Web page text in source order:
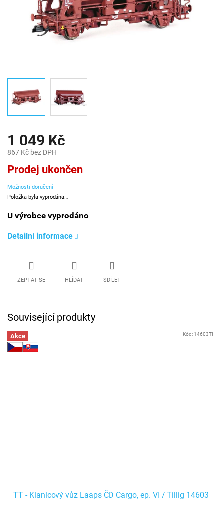
1 049 Kč
867 Kč bez DPH
Měrná
cena:
Prodej ukončen
Možnosti doručení
Položka byla vyprodána…
U výrobce vyprodáno
Detailní informace
ZEPTAT SE HLÍDAT SDÍLET
Související produkty
Akce
TT - Klanicový vůz Laaps ČD Cargo, ep. VI / Tillig 14603
Kód: 14603TI